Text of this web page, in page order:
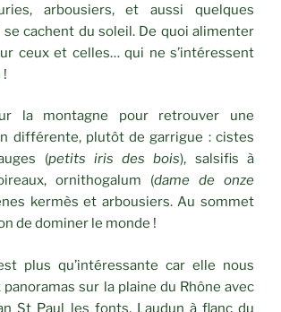
arbousiers, et aussi quelques
cachent du soleil. De quoi alimenter
ceux et celles… qui ne s’intéressent
!
la montagne pour retrouver une
différente, plutôt de garrigue : cistes
(petits iris des bois), salsifis à
ornithogalum (dame de onze
kermès et arbousiers. Au sommet
de dominer le monde !
plus qu’intéressante car elle nous
sur la plaine du Rhône avec
St Paul les fonts, Laudun à flanc du